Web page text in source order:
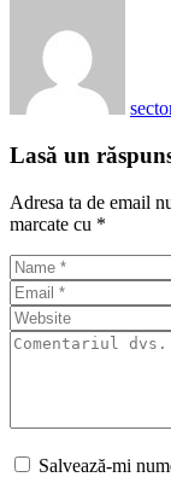
Lasă un
Adresa ta de email
marcate cu *
Salvează-mi